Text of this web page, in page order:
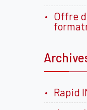
Offre
Rapid